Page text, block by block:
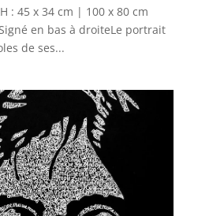
: 45 x 34 cm | 100 x 80 cm
en bas à droiteLe portrait
de ses...